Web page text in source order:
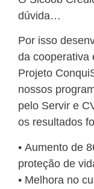
dúvida…
Por isso
da cooperativa
Projeto
nossos
pelo Servir e
os resultados
•⁠ ⁠Aumento de
proteção de
•⁠ ⁠Melhora no